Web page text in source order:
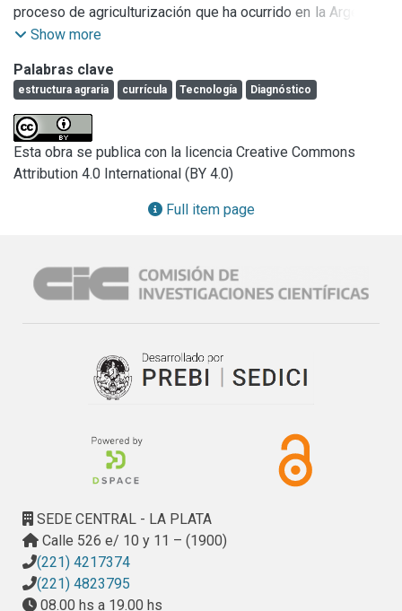
proceso de agriculturización que ha ocurrido en la Argentina
se ha caracterizado por la concentración de las unidades
centralizada en la producción de trigo-soja, la adopción
masiva de la siembra directa y cultivos transgénicos
resistentes al herbicida glifosato. A partir de un largo
proceso que comenzó en el año 1985 y finalizó en el 1999
se fueron realizando las modificaciones necesarias del
plan de estudios de la carrera para poder definir un perfil
profesional que vinculara el currículum con las demandas y
Estudios esté orientada a la formación de un profesional
que garantice un criterio científico para la interpretación de
acontecidos en la estructura agraria son muy profundos y
estos no fueron acompañados con una transformación en
los contenidos y en los enfoques conceptuales de las
de Ingeniería Agronómica por lo que se debe continuar
trabajando en ello para mejorar y elevar la calidad
académica de la Institución.
Show more
Palabras clave
estructura agraria currícula Tecnología Diagnóstico
Esta obra se publica con la licencia Creative Commons
Attribution 4.0 International (BY 4.0)
Full item page
SEDE CENTRAL - LA PLATA
Calle 526 e/ 10 y 11 – (1900)
(221) 4217374
(221) 4823795
08.00 hs a 19.00 hs